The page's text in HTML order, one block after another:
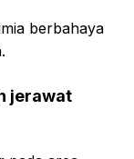
berbahaya
jerawat